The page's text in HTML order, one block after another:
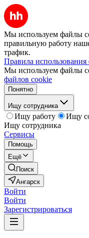
Мы используем файлы
правильную работу
трафик.
Правила
Мы используем файлы
файлов cookie
Понятно
Ищу сотрудника
Ищу работу
Ищу
Ищу сотрудника
Сервисы
Помощь
Ещё
Поиск
Ангарск
Войти
Войти
Зарегистрироваться